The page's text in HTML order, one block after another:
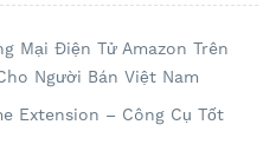
Mại Điện Tử Amazon Trên
Người Bán Việt Nam
Extension – Công Cụ Tốt